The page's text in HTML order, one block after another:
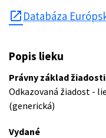
open_in_new Databáza
Popis lieku
Právny základ žiadosti
Odkazovaná žiadost -
(generická)
Vydané